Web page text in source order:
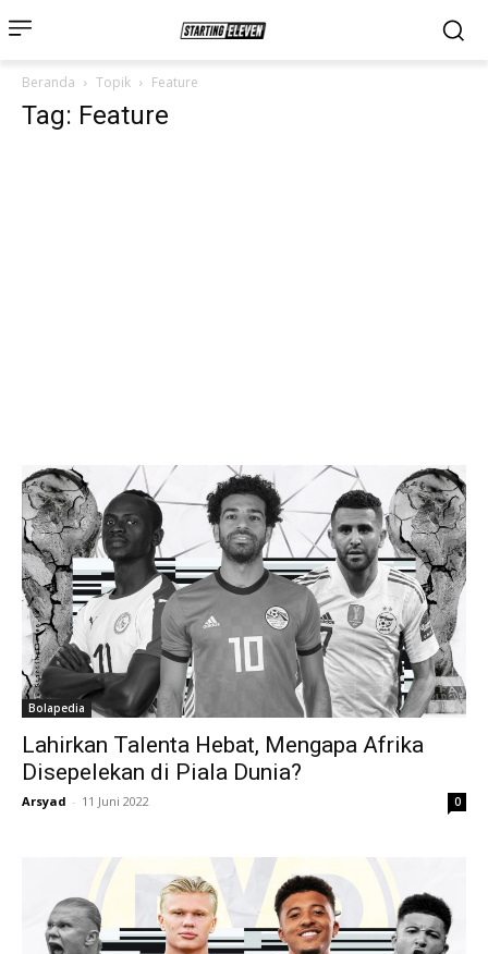
Beranda Topik Feature
Tag: Feature
Bolapedia
Lahirkan Talenta Hebat, Mengapa Afrika
Disepelekan di Piala Dunia?
Arsyad - 11 Juni 2022 0